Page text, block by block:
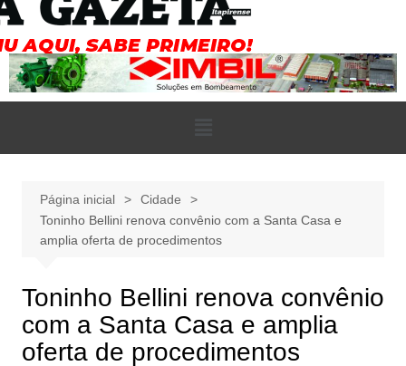
Página inicial
Cidade
Toninho Bellini renova convênio com a Santa Casa e
amplia oferta de procedimentos
Toninho Bellini renova convênio
com a Santa Casa e amplia
oferta de procedimentos